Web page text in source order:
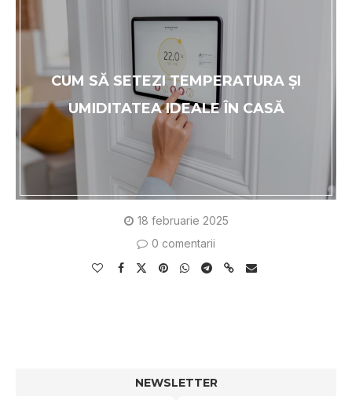
CUM SĂ SETEZI TEMPERATURA ȘI
UMIDITATEA IDEALE ÎN CASĂ
18 februarie 2025
0 comentarii
NEWSLETTER